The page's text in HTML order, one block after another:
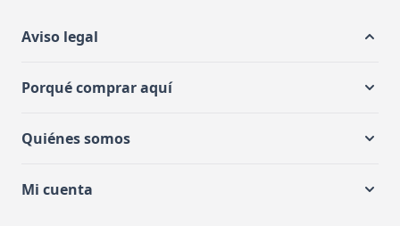
Aviso legal
Porqué comprar aquí
Quiénes somos
Mi cuenta